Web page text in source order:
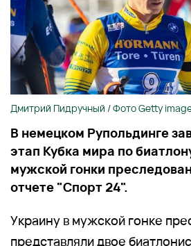
Дмитрий Пидручный / Фото Getty
В немецком Рупольдинге
этап Кубка мира по
мужской гонки
отчете "Спорт 24".
Украину в мужской гонке
представляли двое